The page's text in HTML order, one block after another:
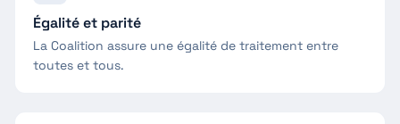
Égalité et parité
La Coalition assure une égalité de traitement entre
toutes et tous.